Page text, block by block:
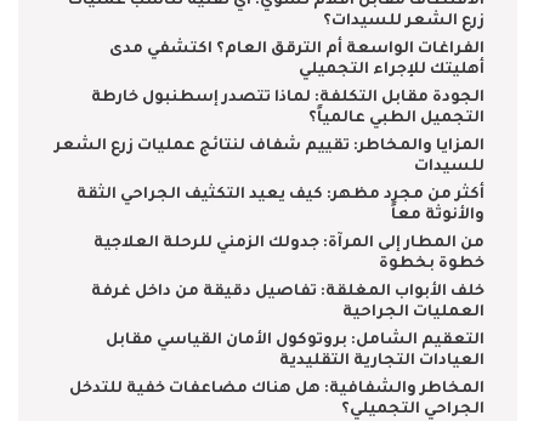
زرع الشعر للسيدات؟
الفراغات الواسعة أم الترقق العام؟ اكتشفي مدى
أهليتك للإجراء التجميلي
الجودة مقابل التكلفة: لماذا تتصدر إسطنبول خارطة
التجميل الطبي عالمياً؟
المزايا والمخاطر: تقييم شفاف لنتائج عمليات زرع الشعر
للسيدات
أكثر من مجرد مظهر: كيف يعيد التكثيف الجراحي الثقة
والأنوثة معاً
من المطار إلى المرآة: جدولك الزمني للرحلة العلاجية
خطوة بخطوة
خلف الأبواب المغلقة: تفاصيل دقيقة من داخل غرفة
العمليات الجراحية
التعقيم الشامل: بروتوكول الأمان القياسي مقابل
العيادات التجارية التقليدية
المخاطر والشفافية: هل هناك مضاعفات خفية للتدخل
الجراحي التجميلي؟